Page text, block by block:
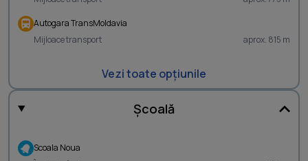
Autogara TransMoldavia
Mijloace transport
aprox. 815 m
Vezi toate opțiunile
Școală
Scoala Noua